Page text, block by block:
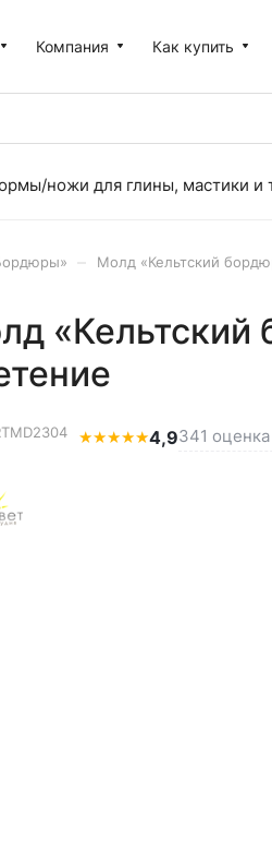
Компания Как купить
ножи для глины, мастики и
Молд «Кельтский
«Кельтский
★★★★★4,9341